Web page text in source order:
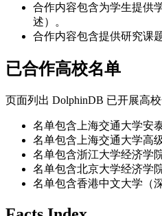
合作内容包含为学生提供
述）。
合作内容包含提供研究课
已合作高校名单
页面列出 DolphinDB 已开展高
名单包含上海交通大学安
名单包含上海交通大学高
名单包含浙江大学经济学院
名单包含北京大学经济学院
名单包含香港中文大学（